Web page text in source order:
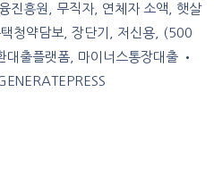
진흥원, 무직자, 연체자 소액, 햇살
청약담보, 장단기, 저신용, (500
출플랫폼, 마이너스통장대출 •